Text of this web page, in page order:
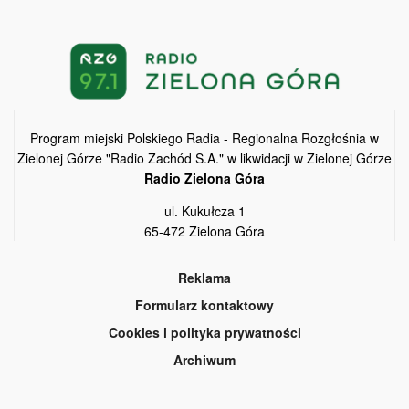
Program miejski Polskiego Radia - Regionalna Rozgłośnia w
Zielonej Górze "Radio Zachód S.A." w likwidacji w Zielonej Górze
Radio Zielona Góra
ul. Kukułcza 1
65-472 Zielona Góra
Reklama
Formularz kontaktowy
Cookies i polityka prywatności
Archiwum